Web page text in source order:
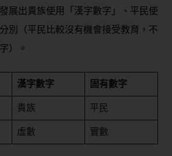
展出貴族使用「漢字數字」、平民使
別（平民比較沒有機會接受教育，不
）。
漢字數字 固有數字
貴族 平民
虛數 實數